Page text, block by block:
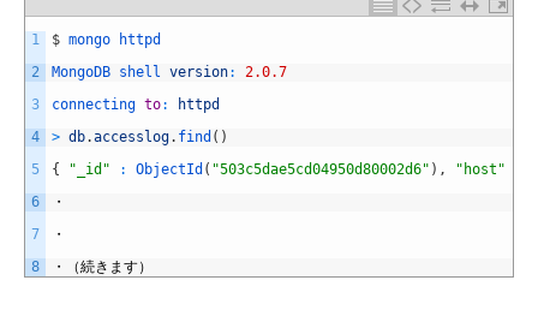
1
2
3
4
5
6
7
8
$ mongo
httpd
MongoDB shell version:
2.0.7
connecting to:
httpd
> db.accesslog. find ( )
{
"_id" : ObjectId ( "503c5dae5cd04950d80002d6" ) , "host"
・
・
・（続きます）